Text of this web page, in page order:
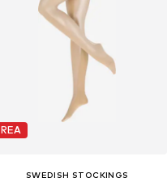
REA
SWEDISH STOCKINGS